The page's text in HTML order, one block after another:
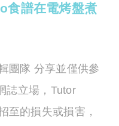
食譜在電烤盤煮
團隊 分享並僅供參
誌立場，Tutor
至的損失或損害，